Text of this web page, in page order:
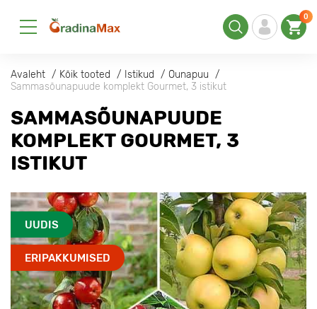
0
Avaleht Kõik tooted Istikud
Õunapuu
Sammasõunapuude komplekt Gourmet, 3 istikut
SAMMASÕUNAPUUDE
KOMPLEKT GOURMET, 3
ISTIKUT
UUDIS
ERIPAKKUMISED